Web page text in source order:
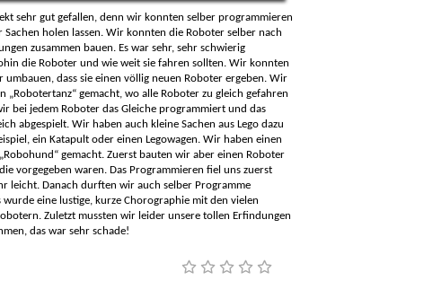
sehr gut gefallen, denn wir konnten selber programmieren
Sachen holen lassen. Wir konnten die Roboter selber nach
zusammen bauen. Es war sehr, sehr schwierig
die Roboter und wie weit sie fahren sollten. Wir konnten
umbauen, dass sie einen völlig neuen Roboter ergeben. Wir
„Robotertanz“ gemacht, wo alle Roboter zu gleich gefahren
bei jedem Roboter das Gleiche programmiert und das
abgespielt. Wir haben auch kleine Sachen aus Lego dazu
ein Katapult oder einen Legowagen. Wir haben einen
gemacht. Zuerst bauten wir aber einen Roboter
vorgegeben waren. Das Programmieren fiel uns zuerst
leicht. Danach durften wir auch selber Programme
wurde eine lustige, kurze Chorographie mit den vielen
Zuletzt mussten wir leider unsere tollen Erfindungen
das war sehr schade!